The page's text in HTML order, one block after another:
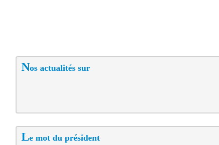
Nos actualités sur
Le mot du président